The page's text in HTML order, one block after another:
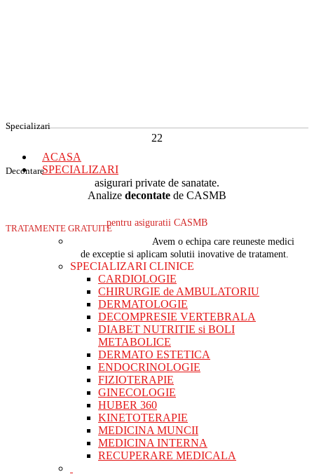
Specializari
22
Decontare
asigurari private de sanatate.
Analize decontate de CASMB
TRATAMENTE GRATUITE
pentru asiguratii CASMB
ACASA
SPECIALIZARI
Avem o echipa care reuneste medici
de exceptie si aplicam solutii inovative de tratament.
SPECIALIZARI CLINICE
CARDIOLOGIE
CHIRURGIE de AMBULATORIU
DERMATOLOGIE
DECOMPRESIE VERTEBRALA
DIABET NUTRITIE si BOLI
METABOLICE
DERMATO ESTETICA
ENDOCRINOLOGIE
FIZIOTERAPIE
GINECOLOGIE
HUBER 360
KINETOTERAPIE
MEDICINA MUNCII
MEDICINA INTERNA
RECUPERARE MEDICALA